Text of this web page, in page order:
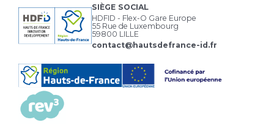
SIÈGE SOCIAL
HDFID - Flex-O Gare Europe
55 Rue de Luxembourg
59800 LILLE
contact@hautsdefrance-id.fr